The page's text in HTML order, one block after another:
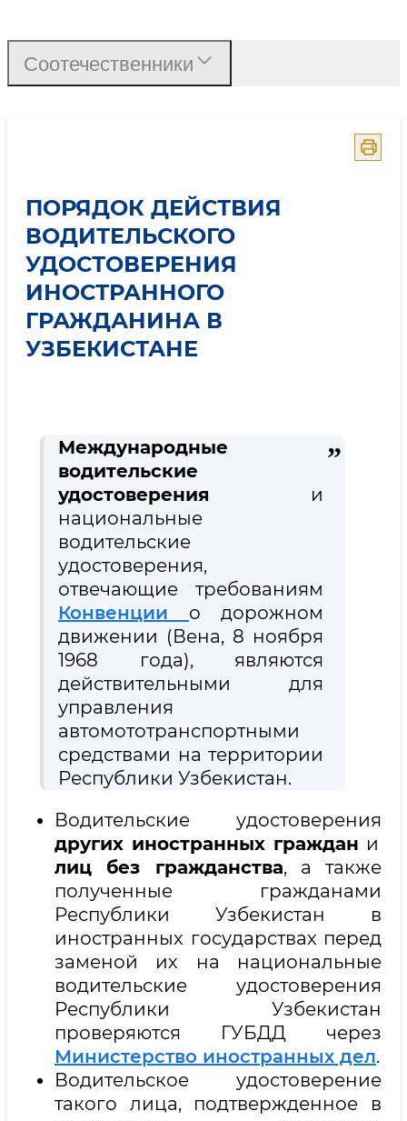
ПОРЯДОК ДЕЙСТВИЯ
ВОДИТЕЛЬСКОГО
УДОСТОВЕРЕНИЯ
ИНОСТРАННОГО
ГРАЖДАНИНА В
УЗБЕКИСТАНЕ
Международные
водительские
удостоверения и
национальные
водительские
удостоверения,
отвечающие требованиям
Конвенции о дорожном
движении (Вена, 8 ноября
1968 года), являются
действительными для
управления
автомототранспортными
средствами на территории
Республики Узбекистан.
Водительские удостоверения
других иностранных граждан и
лиц без гражданства, а также
полученные гражданами
Республики Узбекистан в
иностранных государствах перед
заменой их на национальные
водительские удостоверения
Республики Узбекистан
проверяются ГУБДД через
Министерство иностранных дел.
Водительское удостоверение
такого лица, подтвержденное в
Соотечественники